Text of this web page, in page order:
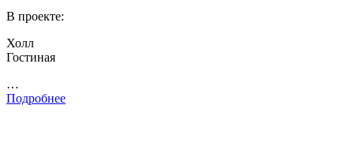
В проекте:
Холл
Гостиная
…
Подробнее